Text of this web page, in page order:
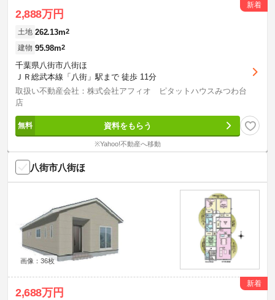
2,888万円
新着
土地 262.13m2
建物 95.98m2
千葉県八街市八街ほ
ＪＲ総武本線「八街」駅まで 徒歩 11分
取扱い不動産会社：株式会社アフィオ ピタットハウスみつわ台
店
資料をもらう
※Yahoo!不動産へ移動
八街市八街ほ
画像：36枚
2,688万円
新着